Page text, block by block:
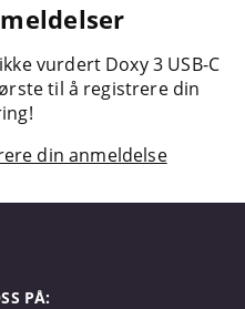
vurdert Doxy 3 USB-C
til å registrere din
din anmeldelse
PÅ: